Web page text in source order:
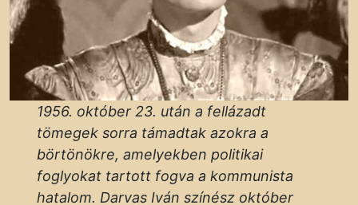
1956. október 23. után a fellázadt
tömegek sorra támadtak azokra a
börtönökre, amelyekben politikai
foglyokat tartott fogva a kommunista
hatalom. Darvas Iván színész október